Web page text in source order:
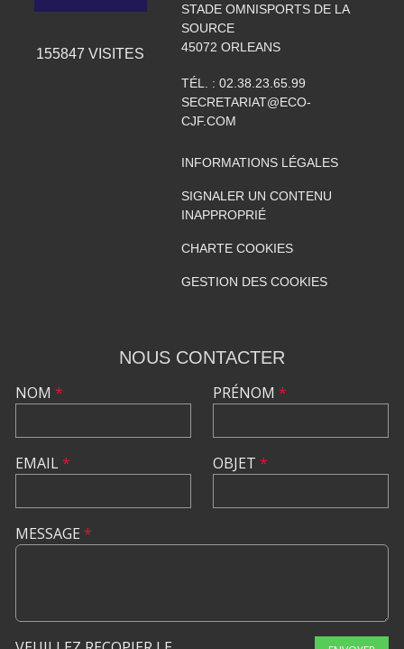
155847 VISITES
STADE OMNISPORTS DE LA
SOURCE
45072 ORLEANS
TÉL. : 02.38.23.65.99
SECRETARIAT@ECO-
CJF.COM
INFORMATIONS LÉGALES
SIGNALER UN CONTENU
INAPPROPRIÉ
CHARTE COOKIES
GESTION DES COOKIES
NOUS CONTACTER
NOM *
EMAIL*
PRÉNOM *
OBJET *
MESSAGE *